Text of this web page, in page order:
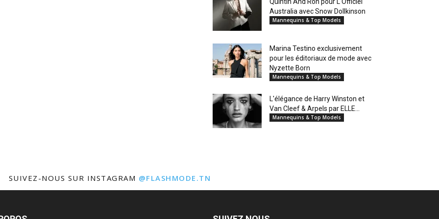
Australia avec Snow Dollkinson
Mannequins & Top Models
Marina Testino exclusivement
pour les éditoriaux de mode avec
Nyzette Born
Mannequins & Top Models
L'élégance de Harry Winston et
Van Cleef & Arpels par ELLE...
Mannequins & Top Models
SUIVEZ-NOUS SUR INSTAGRAM @FLASHMODE.TN